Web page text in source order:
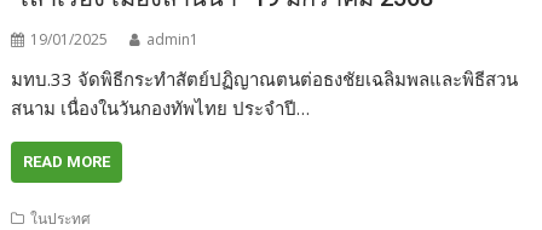
19/01/2025 admin1
มทบ.33 จัดพิธีกระทำสัตย์ปฏิญาณตนต่อธงชัยเฉลิมพลและพิธีสวน
สนาม เนื่องในวันกองทัพไทย ประจำปี…
READ MORE
ในประทศ